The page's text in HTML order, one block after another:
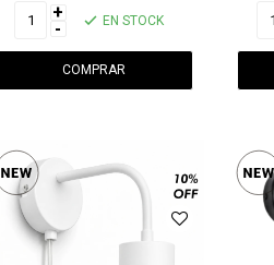
+
- EN STOCK